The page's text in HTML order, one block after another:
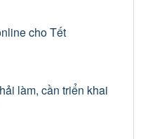
cho Tết
làm, cần triển khai